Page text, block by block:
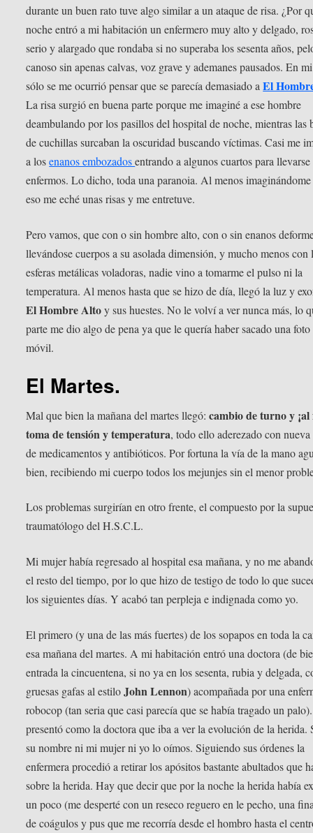
durante un buen rato tuve algo similar a un ataque de risa. ¿Por
noche entró a mi habitación un enfermero muy alto y delgado,
serio y alargado que rondaba si no superaba los sesenta años,
canoso sin apenas calvas, voz grave y ademanes pausados. En
sólo se me ocurrió pensar que se parecía demasiado aEl
La risa surgió en buena parte porque me imaginé a ese hombre
deambulando por los pasillos del hospital de noche, mientras las
de cuchillas surcaban la oscuridad buscando víctimas. Casi me
a losenanos embozadosentrando a algunos cuartos para
enfermos. Lo dicho, toda una paranoia. Al menos
eso me eché unas risas y me entretuve.
Pero vamos, que con o sin hombre alto, con o sin enanos
llevándose cuerpos a su asolada dimensión, y mucho menos con
esferas metálicas voladoras, nadie vino a tomarme el pulso ni la
temperatura. Al menos hasta que se hizo de día, llegó la luz y
El Hombre Altoy sus huestes. No le volví a ver nunca más, lo
parte me dio algo de pena ya que le quería haber sacado una
móvil.
El Martes.
Mal que bien la mañana del martes llegó:cambio de turno y
toma de tensión y temperatura, todo ello aderezado con nueva
de medicamentos y antibióticos. Por fortuna la vía de la mano
bien, recibiendo mi cuerpo todos los mejunjes sin el menor
Los problemas surgirían en otro frente, el compuesto por la
traumatólogo del H.S.C.L.
Mi mujer había regresado al hospital esa mañana, y no me
el resto del tiempo, por lo que hizo de testigo de todo lo que
los siguientes días. Y acabó tan perpleja e indignada como yo.
El primero (y una de las más fuertes) de los sopapos en toda la
esa mañana del martes. A mi habitación entró una doctora (de
entrada la cincuentena, si no ya en los sesenta, rubia y delgada,
gruesas gafas al estiloJohn Lennon) acompañada por una
robocop (tan seria que casi parecía que se había tragado un
presentó como la doctora que iba a ver la evolución de la herida.
su nombre ni mi mujer ni yo lo oímos. Siguiendo sus órdenes la
enfermera procedió a retirar los apósitos bastante abultados que
sobre la herida. Hay que decir que por la noche la herida había
un poco (me desperté con un reseco reguero en le pecho, una
de coágulos y pus que me recorría desde el hombro hasta el